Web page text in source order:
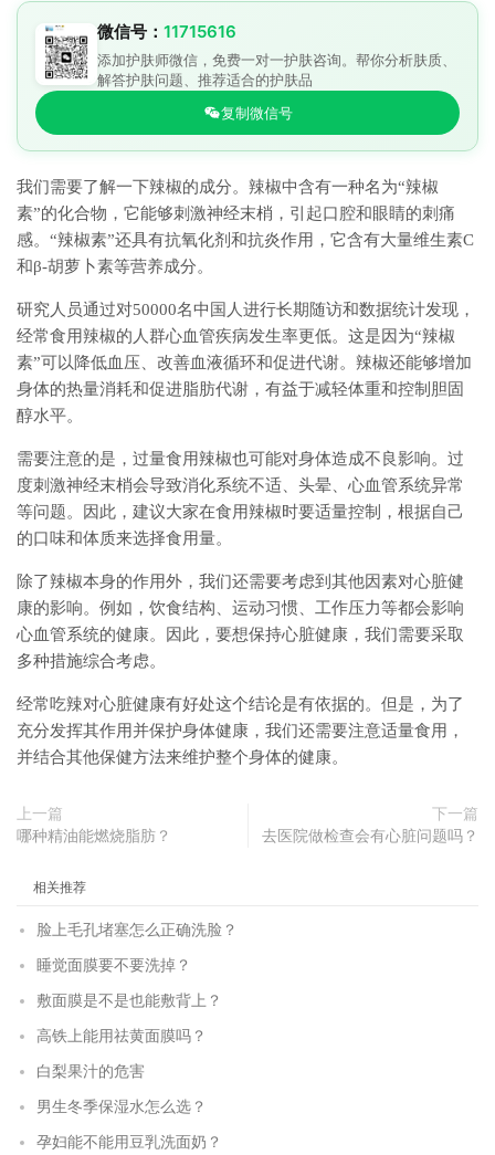
微信号： 11715616
添加护肤师微信，免费一对一护肤咨询。帮你分析肤质、
解答护肤问题、推荐适合的护肤品
复制微信号
我们需要了解一下辣椒的成分。辣椒中含有一种名为“辣椒
素”的化合物，它能够刺激神经末梢，引起口腔和眼睛的刺痛
感。“辣椒素”还具有抗氧化剂和抗炎作用，它含有大量维生素C
和β-胡萝卜素等营养成分。
研究人员通过对50000名中国人进行长期随访和数据统计发现，
经常食用辣椒的人群心血管疾病发生率更低。这是因为“辣椒
素”可以降低血压、改善血液循环和促进代谢。辣椒还能够增加
身体的热量消耗和促进脂肪代谢，有益于减轻体重和控制胆固
醇水平。
需要注意的是，过量食用辣椒也可能对身体造成不良影响。过
度刺激神经末梢会导致消化系统不适、头晕、心血管系统异常
等问题。因此，建议大家在食用辣椒时要适量控制，根据自己
的口味和体质来选择食用量。
除了辣椒本身的作用外，我们还需要考虑到其他因素对心脏健
康的影响。例如，饮食结构、运动习惯、工作压力等都会影响
心血管系统的健康。因此，要想保持心脏健康，我们需要采取
多种措施综合考虑。
经常吃辣对心脏健康有好处这个结论是有依据的。但是，为了
充分发挥其作用并保护身体健康，我们还需要注意适量食用，
并结合其他保健方法来维护整个身体的健康。
上一篇
哪种精油能燃烧脂肪？
下一篇
去医院做检查会有心脏问题吗？
相关推荐
脸上毛孔堵塞怎么正确洗脸？
睡觉面膜要不要洗掉？
敷面膜是不是也能敷背上？
高铁上能用祛黄面膜吗？
白梨果汁的危害
男生冬季保湿水怎么选？
孕妇能不能用豆乳洗面奶？